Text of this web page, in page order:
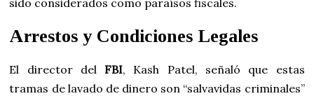
sido considerados como paraísos fiscales.
Arrestos y Condiciones Legales
El director delFBI, Kash Patel, señaló que estas
tramas de lavado de dinero son “salvavidas criminales”